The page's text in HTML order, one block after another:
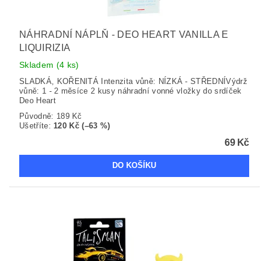
NÁHRADNÍ NÁPLŇ - DEO HEART VANILLA E
LIQUIRIZIA
Skladem (4 ks)
SLADKÁ, KOŘENITÁ Intenzita vůně: NÍZKÁ - STŘEDNÍVýdrž
vůně: 1 - 2 měsíce 2 kusy náhradní vonné vložky do srdíček
Deo Heart
Původně: 189 Kč
Ušetříte: 120 Kč (–63 %)
69 Kč